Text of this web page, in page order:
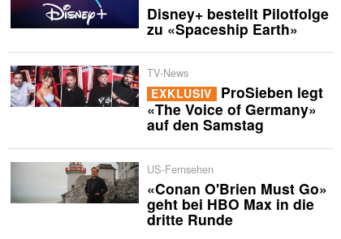
Disney+ bestellt Pilotfolge
zu «Spaceship Earth»
TV-News
EXKLUSIV ProSieben legt
«The Voice of Germany»
auf den Samstag
US-Fernsehen
«Conan O'Brien Must Go»
geht bei HBO Max in die
dritte Runde